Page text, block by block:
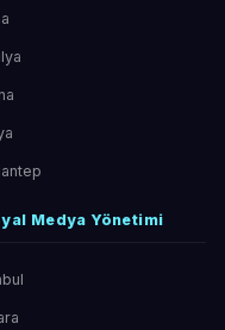
Medya Yönetimi